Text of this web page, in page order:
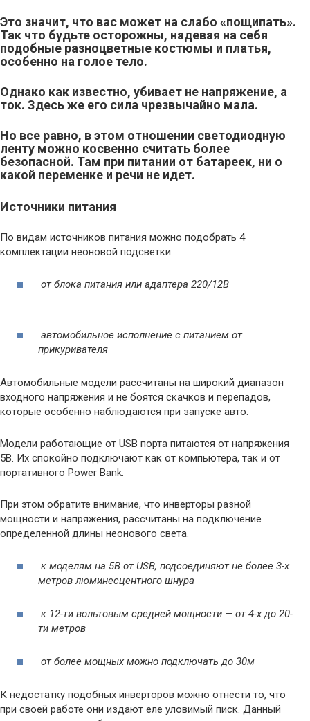
Это значит, что вас может на слабо «пощипать».
Так что будьте осторожны, надевая на себя
подобные разноцветные костюмы и платья,
особенно на голое тело.
Однако как известно, убивает не напряжение, а
ток. Здесь же его сила чрезвычайно мала.
Но все равно, в этом отношении светодиодную
ленту можно косвенно считать более
безопасной. Там при питании от батареек, ни о
какой переменке и речи не идет.
Источники питания
По видам источников питания можно подобрать 4
комплектации неоновой подсветки:
от блока питания или адаптера 220/12В
автомобильное исполнение с питанием от
прикуривателя
Автомобильные модели рассчитаны на широкий диапазон
входного напряжения и не боятся скачков и перепадов,
которые особенно наблюдаются при запуске авто.
Модели работающие от USB порта питаются от напряжения
5В. Их спокойно подключают как от компьютера, так и от
портативного Power Bank.
При этом обратите внимание, что инверторы разной
мощности и напряжения, рассчитаны на подключение
определенной длины неонового света.
к моделям на 5В от USB, подсоединяют не более 3-х
метров люминесцентного шнура
к 12-ти вольтовым средней мощности — от 4-х до 20-
ти метров
от более мощных можно подключать до 30м
К недостатку подобных инверторов можно отнести то, что
при своей работе они издают еле уловимый писк. Данный